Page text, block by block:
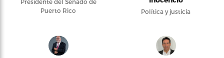
Puerto Rico
Política y justicia